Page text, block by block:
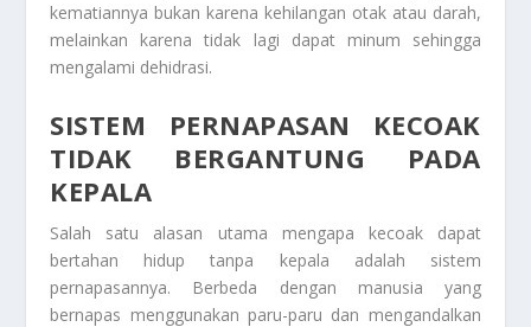
kematiannya bukan karena kehilangan otak atau darah,
melainkan karena tidak lagi dapat minum sehingga
mengalami dehidrasi.
SISTEM PERNAPASAN KECOAK
TIDAK BERGANTUNG PADA
KEPALA
Salah satu alasan utama mengapa kecoak dapat
bertahan hidup tanpa kepala adalah sistem
pernapasannya. Berbeda dengan manusia yang
bernapas menggunakan paru-paru dan mengandalkan